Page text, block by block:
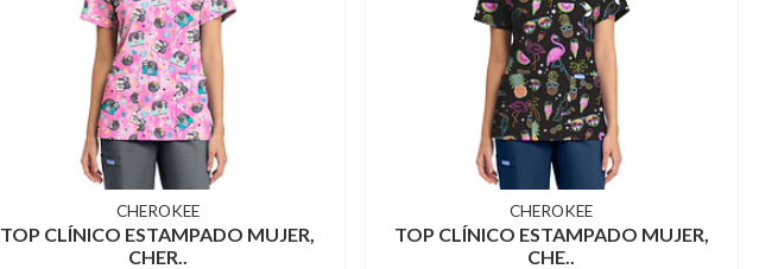
CHEROKEE
TOP CLÍNICO ESTAMPADO MUJER,
CHER..
CHEROKEE
TOP CLÍNICO ESTAMPADO MUJER,
CHE..